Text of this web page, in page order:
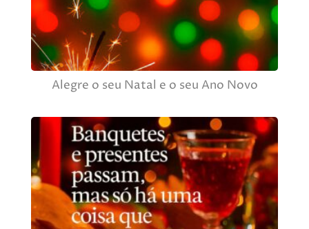
Alegre o seu Natal e o seu Ano Novo